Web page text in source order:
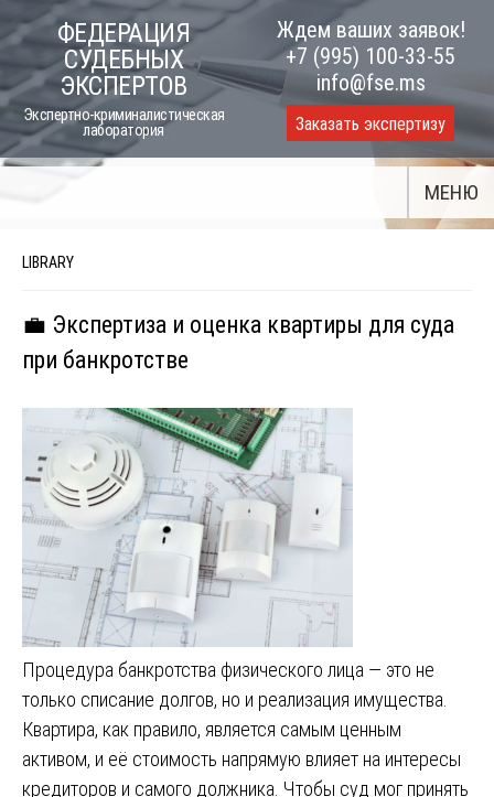
to
content
ФЕДЕРАЦИЯ
СУДЕБНЫХ
ЭКСПЕРТОВ
Экспертно-криминалистическая
лаборатория
Ждем ваших заявок!
+7 (995) 100-33-55
info@fse.ms
Заказать экспертизу
МЕНЮ
LIBRARY
💼 Экспертиза и оценка квартиры для суда
при банкротстве
Процедура банкротства физического лица — это не
только списание долгов, но и реализация имущества.
Квартира, как правило, является самым ценным
активом, и её стоимость напрямую влияет на интересы
кредиторов и самого должника. Чтобы суд мог принять